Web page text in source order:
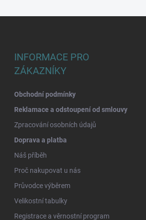
INFORMACE PRO
ZÁKAZNÍKY
Obchodní podmínky
Reklamace a odstoupení od smlouvy
Zpracování osobních údajů
Doprava a platba
Náš příběh
Proč nakupovat u nás
Průvodce výběrem
Velikostní tabulky
Registrace a věrnostní program